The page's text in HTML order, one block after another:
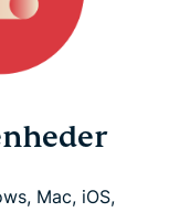
Mac, iOS,